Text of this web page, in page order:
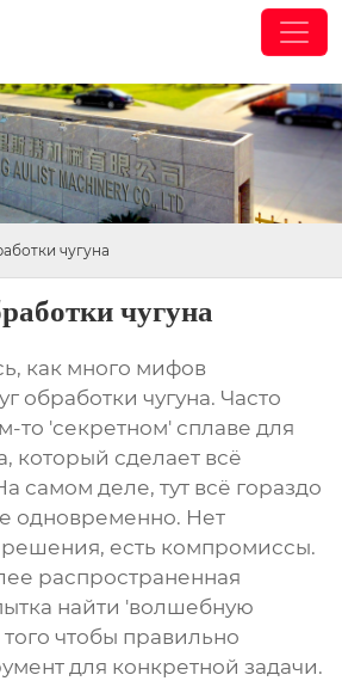
чугуна
чугуна
как много мифов
обработки чугуна. Часто
то 'секретном' сплаве для
, который сделает всё
самом деле, тут всё гораздо
одновременно. Нет
есть компромиссы.
распространенная
найти 'волшебную
того чтобы правильно
для конкретной задачи.